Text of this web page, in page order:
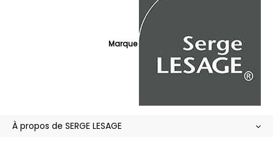
Marque
À propos de SERGE LESAGE